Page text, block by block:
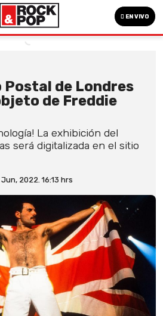
EN VIVO
Postal de Londres
de Freddie
La exhibición del
será digitalizada en el sitio
Jun, 2022. 16:13 hrs